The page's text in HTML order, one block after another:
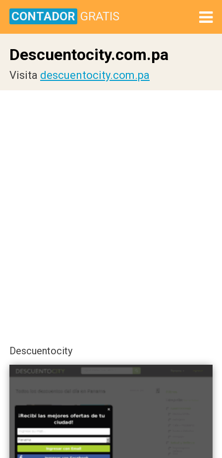
CONTADOR GRATIS
Descuentocity.com.pa
Visita descuentocity.com.pa
Descuentocity